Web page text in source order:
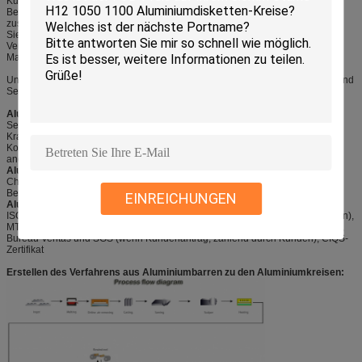
EINREICHUNGEN
Berufsfähigkeit. Die Qualität passt mit Qualitätssicherungssystem ISO 9001
zusammen.
Sie wird mit 5 heißer Tandemrollenlinie, 4 kalte Mühlfertigungsstraßen,
Vergütungsoberfläche 4 ausgerüstet
Maschinen und komplette Vollendenausrüstung.
Unser Motto und Auftrag ist, besten Service für unseren Kunden mit Herzen und
Seele anzubieten.
Aluminiumkreis Oberflächenbeschaffenheit
Seien Sie vom Ölfleck, von der Einbuchtung, von der Einbeziehung, von den
Kratzern, vom Fleck, von der Oxid-Verfärbung, von den Brüchen, von der
Korrosion, von den Rollenkennzeichen, von den Schmutz-Streifen und von
anderem Defekt frei, die Gebrauch behindern.
Aluminiumkreis mechanisches Eigentum:
Chemisches zusammengesetztes und mechanisches Eigentum konnte die
Bedingungen von GB-/T, ASTM-, ENAW- und JIS-Standard erfüllen
Aluminiumkreis Zertifikat:
ISO9001: 2008, SGS und ROHS (wenn Kundenantrag, zahlend durch Kunden),
MTC (Anlage bereitgestellt), Ursprungszeugnis (BILDEN Sie A, FORM E, Co),
Bureau Veritas und SGS (wenn Kundenantrag, zahlend durch Kunden), CIQS-
Zertifikat
Erstellen des Verfahrens aus Aluminiumbarren zu den Aluminiumkreisen: